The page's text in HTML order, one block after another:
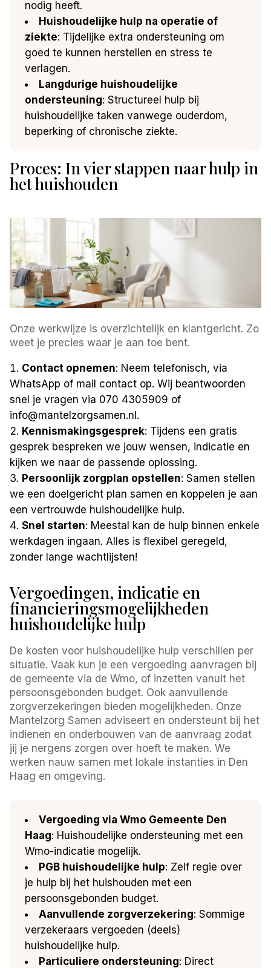
nodig heeft.
Huishoudelijke hulp na operatie of
ziekte: Tijdelijke extra ondersteuning om
goed te kunnen herstellen en stress te
verlagen.
Langdurige huishoudelijke
ondersteuning: Structureel hulp bij
huishoudelijke taken vanwege ouderdom,
beperking of chronische ziekte.
Proces: In vier stappen naar hulp in
het huishouden
Onze werkwijze is overzichtelijk en klantgericht. Zo
weet je precies waar je aan toe bent.
Contact opnemen: Neem telefonisch, via
WhatsApp of mail contact op. Wij beantwoorden
snel je vragen via 070 4305909 of
info@mantelzorgsamen.nl.
Kennismakingsgesprek: Tijdens een gratis
gesprek bespreken we jouw wensen, indicatie en
kijken we naar de passende oplossing.
Persoonlijk zorgplan opstellen: Samen stellen
we een doelgericht plan samen en koppelen je aan
een vertrouwde huishoudelijke hulp.
Snel starten: Meestal kan de hulp binnen enkele
werkdagen ingaan. Alles is flexibel geregeld,
zonder lange wachtlijsten!
Vergoedingen, indicatie en
financieringsmogelijkheden
huishoudelijke hulp
De kosten voor huishoudelijke hulp verschillen per
situatie. Vaak kun je een vergoeding aanvragen bij
de gemeente via de Wmo, of inzetten vanuit het
persoonsgebonden budget. Ook aanvullende
zorgverzekeringen bieden mogelijkheden. Onze
Mantelzorg Samen adviseert en ondersteunt bij het
indienen en onderbouwen van de aanvraag zodat
jij je nergens zorgen over hoeft te maken. We
werken nauw samen met lokale instanties in Den
Haag en omgeving.
Vergoeding via Wmo Gemeente Den
Haag: Huishoudelijke ondersteuning met een
Wmo-indicatie mogelijk.
PGB huishoudelijke hulp: Zelf regie over
je hulp bij het huishouden met een
persoonsgebonden budget.
Aanvullende zorgverzekering: Sommige
verzekeraars vergoeden (deels)
huishoudelijke hulp.
Particuliere ondersteuning: Direct